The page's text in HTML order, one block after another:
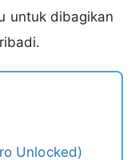
untuk dibagikan
Unlocked)